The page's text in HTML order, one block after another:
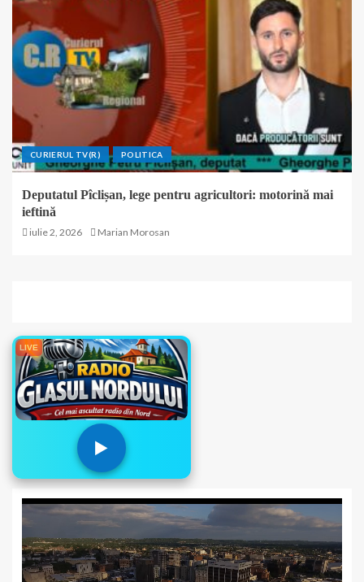
CURIERUL TV(R) POLITICA
Deputatul Pîclișan, lege pentru agricultori: motorină mai
ieftină
iulie 2, 2026 Marian Morosan
LIVE
▶️